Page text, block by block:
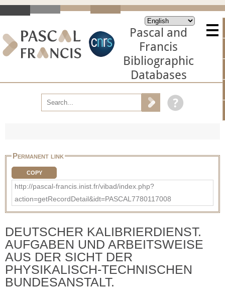
Pascal and
Francis
Bibliographic
Databases
Permanent link
COPY
http://pascal-francis.inist.fr/vibad/index.php?
action=getRecordDetail&idt=PASCAL7780117008
DEUTSCHER KALIBRIERDIENST.
AUFGABEN UND ARBEITSWEISE
AUS DER SICHT DER
PHYSIKALISCH-TECHNISCHEN
BUNDESANSTALT.